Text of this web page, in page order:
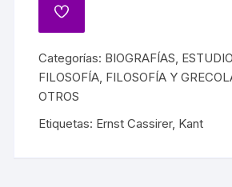
Categorías: BIOGRAFÍAS,
FILOSOFÍA, FILOSOFÍA Y
OTROS
Etiquetas: Ernst Cassirer, Kant